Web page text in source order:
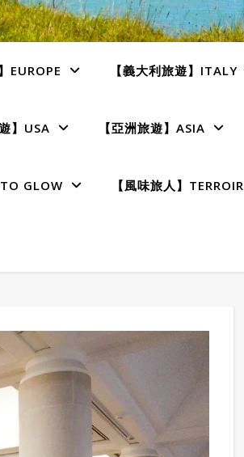
EUROPE 【義大利旅遊】ITALY
】USA 【亞洲旅遊】ASIA
GLOW 【風味旅人】TERROIR